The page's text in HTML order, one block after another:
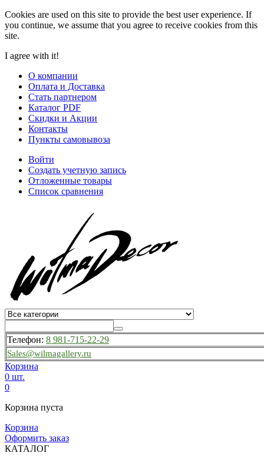
Cookies are used on this site to provide the best user experience. If
you continue, we assume that you agree to receive cookies from this
site.
I agree with it!
О компании
Оплата и Доставка
Стать партнером
Каталог PDF
Скидки и Акции
Контакты
Пункты самовывоза
Войти
Создать учетную запись
Отложенные товары
Список сравнения
Телефон: 8 981-715-22-29
Sales@wilmagallery.ru
Корзина
0 шт.
0
Корзина пуста
Корзина
Оформить заказ
КАТАЛОГ